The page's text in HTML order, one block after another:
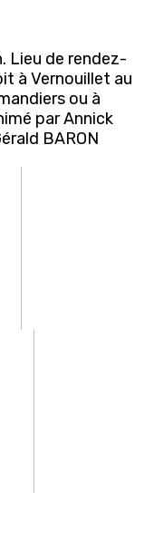
Lieu de rendez-
à Vernouillet au
ou à
par Annick
BARON